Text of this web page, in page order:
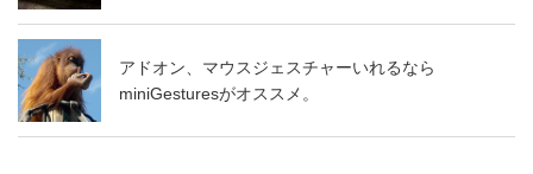
アドオン、マウスジェスチャーいれるなら
miniGesturesがオススメ。